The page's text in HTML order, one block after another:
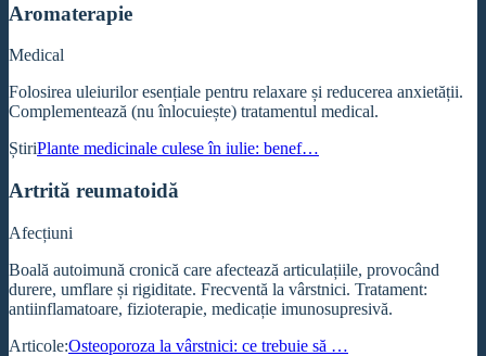
Aromaterapie
Medical
Folosirea uleiurilor esențiale pentru relaxare și reducerea anxietății.
Complementează (nu înlocuiește) tratamentul medical.
ȘtiriPlante medicinale culese în iulie: benef…
Artrită reumatoidă
Afecțiuni
Boală autoimună cronică care afectează articulațiile, provocând
durere, umflare și rigiditate. Frecventă la vârstnici. Tratament:
antiinflamatoare, fizioterapie, medicație imunosupresivă.
Articole:Osteoporoza la vârstnici: ce trebuie să …